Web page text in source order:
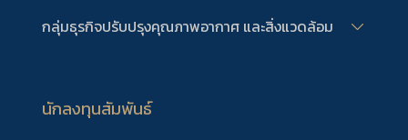
กลุ่มธุรกิจปรับปรุงคุณภาพอากาศ และสิ่งแวดล้อม
นักลงทุนสัมพันธ์